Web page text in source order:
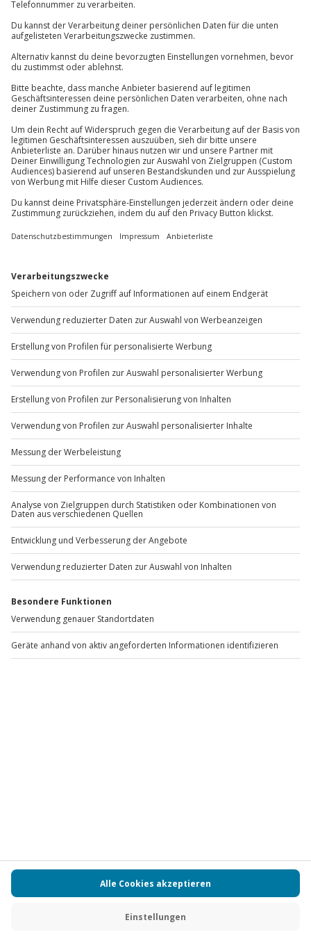
Wie zufrieden bist du mit diesen
Suchergebnissen?
Können wir etwas besser machen?
Gibt es zum Beispiel Filter oder etwas anderes, das du
vermisst?
Bitte gib hier dein Feedback ein.
Nachricht senden
Weitere Informationen dazu, wie wir deine Daten verwenden
und verarbeiten, findest du in unserer
Newsletter abonnieren und 10 € Rabatt sichern
Abonnieren
Nutzungsbedingungen
Online-Marktplatz
Barrierefreiheit
Compliance
Impressum